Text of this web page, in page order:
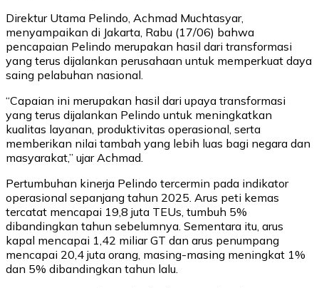
Direktur Utama Pelindo, Achmad Muchtasyar,
menyampaikan di Jakarta, Rabu (17/06) bahwa
pencapaian Pelindo merupakan hasil dari transformasi
yang terus dijalankan perusahaan untuk memperkuat daya
saing pelabuhan nasional.
“Capaian ini merupakan hasil dari upaya transformasi
yang terus dijalankan Pelindo untuk meningkatkan
kualitas layanan, produktivitas operasional, serta
memberikan nilai tambah yang lebih luas bagi negara dan
masyarakat,” ujar Achmad.
Pertumbuhan kinerja Pelindo tercermin pada indikator
operasional sepanjang tahun 2025. Arus peti kemas
tercatat mencapai 19,8 juta TEUs, tumbuh 5%
dibandingkan tahun sebelumnya. Sementara itu, arus
kapal mencapai 1,42 miliar GT dan arus penumpang
mencapai 20,4 juta orang, masing-masing meningkat 1%
dan 5% dibandingkan tahun lalu.